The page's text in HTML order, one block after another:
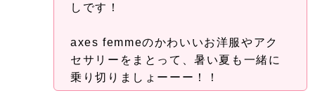
しです！
axes femmeのかわいいお洋服やアク
セサリーをまとって、暑い夏も一緒に
乗り切りましょーーー！！